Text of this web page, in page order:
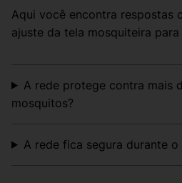
Aqui você encontra respostas
ajuste da tela mosquiteira
A rede protege contra mais
mosquitos?
A rede fica segura durante o